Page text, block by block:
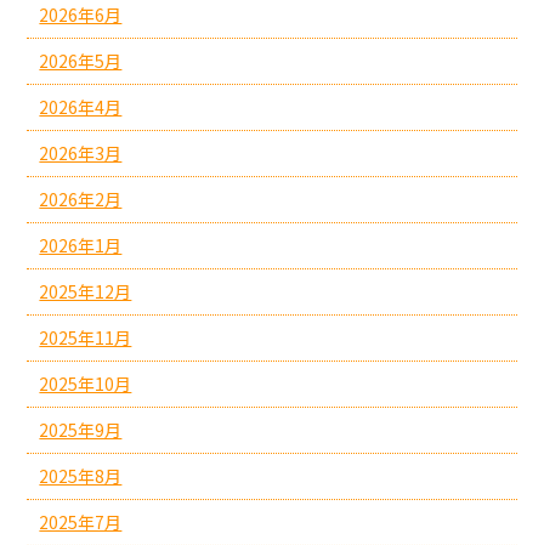
2026年6月
2026年5月
2026年4月
2026年3月
2026年2月
2026年1月
2025年12月
2025年11月
2025年10月
2025年9月
2025年8月
2025年7月